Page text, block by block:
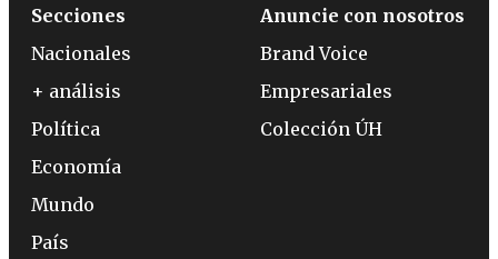
Secciones
Nacionales
+ análisis
Política
Economía
Mundo
País
Anuncie con nosotros
Brand Voice
Empresariales
Colección ÚH